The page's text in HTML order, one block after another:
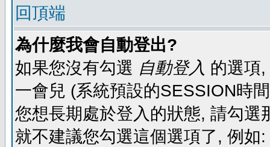
回頂端
為什麼我會自動登出?
如果您沒有勾選 自動登入 的選項
一會兒 (系統預設的SESSION時
您想長期處於登入的狀態, 請勾
就不建議您勾選這個選項了, 例